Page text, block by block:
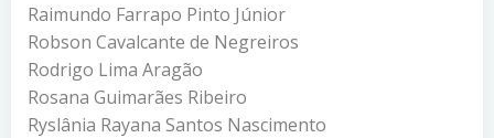
Raimundo Farrapo Pinto Júnior
Robson Cavalcante de Negreiros
Rodrigo Lima Aragão
Rosana Guimarães Ribeiro
Ryslânia Rayana Santos Nascimento